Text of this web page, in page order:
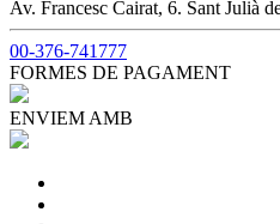
Av. Francesc Cairat, 6. Sant Julià
00-376-741777
FORMES DE PAGAMENT
ENVIEM AMB